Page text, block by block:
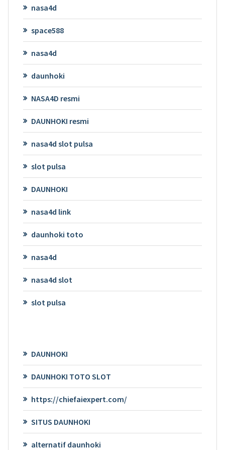
nasa4d
space588
nasa4d
daunhoki
NASA4D resmi
DAUNHOKI resmi
nasa4d slot pulsa
slot pulsa
DAUNHOKI
nasa4d link
daunhoki toto
nasa4d
nasa4d slot
slot pulsa
DAUNHOKI
DAUNHOKI TOTO SLOT
https://chiefaiexpert.com/
SITUS DAUNHOKI
alternatif daunhoki